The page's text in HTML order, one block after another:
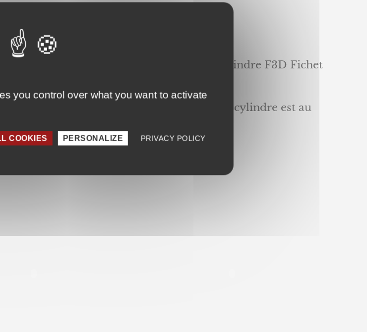
en dehors de notre usine, le cylindre F3D Fichet
du domicile.
d’effraction, cette nouvelle génération de cylindre est au
you control over what you want to activate
COOKIES PERSONALIZE PRIVACY POLICY